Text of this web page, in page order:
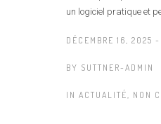
un logiciel pratique et
DÉCEMBRE 16, 2025 -
BY SUTTNER-ADMIN
IN ACTUALITÉ NON